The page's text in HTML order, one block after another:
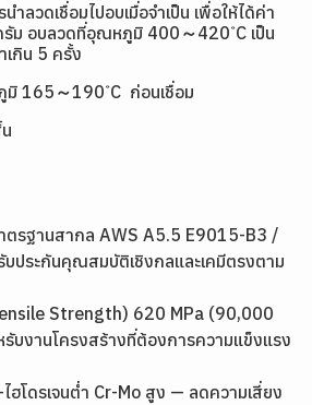
ำลวดเชื่อมไปอบเมื่อจำเป็น เพื่อให้ได้ค่า
ม อบลวดที่อุณหภูมิ 400～420 ํC เป็น
เกิน 5 ครั้ง
165～190 ํC ก่อนเชื่อม
ตรฐานสากล AWS A5.5 E9015-B3 /
ประกันคุณสมบัติเชิงกลและเคมีตรงตาม
Strength) 620 MPa (90,000
รับงานโครงสร้างที่ต้องการความแข็งแรง
ฮโดรเจนต่ำ Cr-Mo สูง — ลดความเสี่ยง